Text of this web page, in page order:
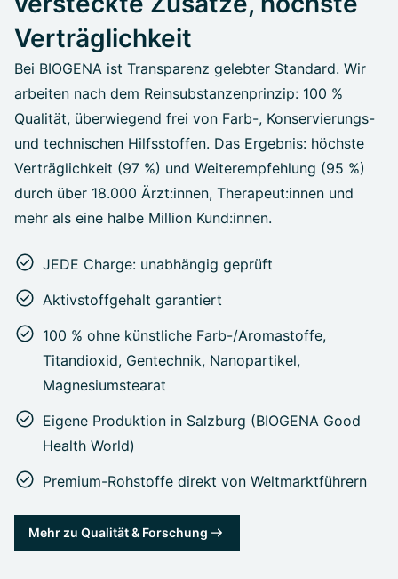
Verträglichkeit
Bei BIOGENA ist Transparenz gelebter Standard. Wir
arbeiten nach dem Reinsubstanzenprinzip: 100 %
Qualität, überwiegend frei von Farb-, Konservierungs-
und technischen Hilfsstoffen. Das Ergebnis: höchste
Verträglichkeit (97 %) und Weiterempfehlung (95 %)
durch über 18.000 Ärzt:innen, Therapeut:innen und
mehr als eine halbe Million Kund:innen.
JEDE Charge: unabhängig geprüft
Aktivstoffgehalt garantiert
100 % ohne künstliche Farb-/Aromastoffe,
Titandioxid, Gentechnik, Nanopartikel,
Magnesiumstearat
Eigene Produktion in Salzburg (BIOGENA Good
Health World)
Premium-Rohstoffe direkt von Weltmarktführern
Mehr zu Qualität & Forschung